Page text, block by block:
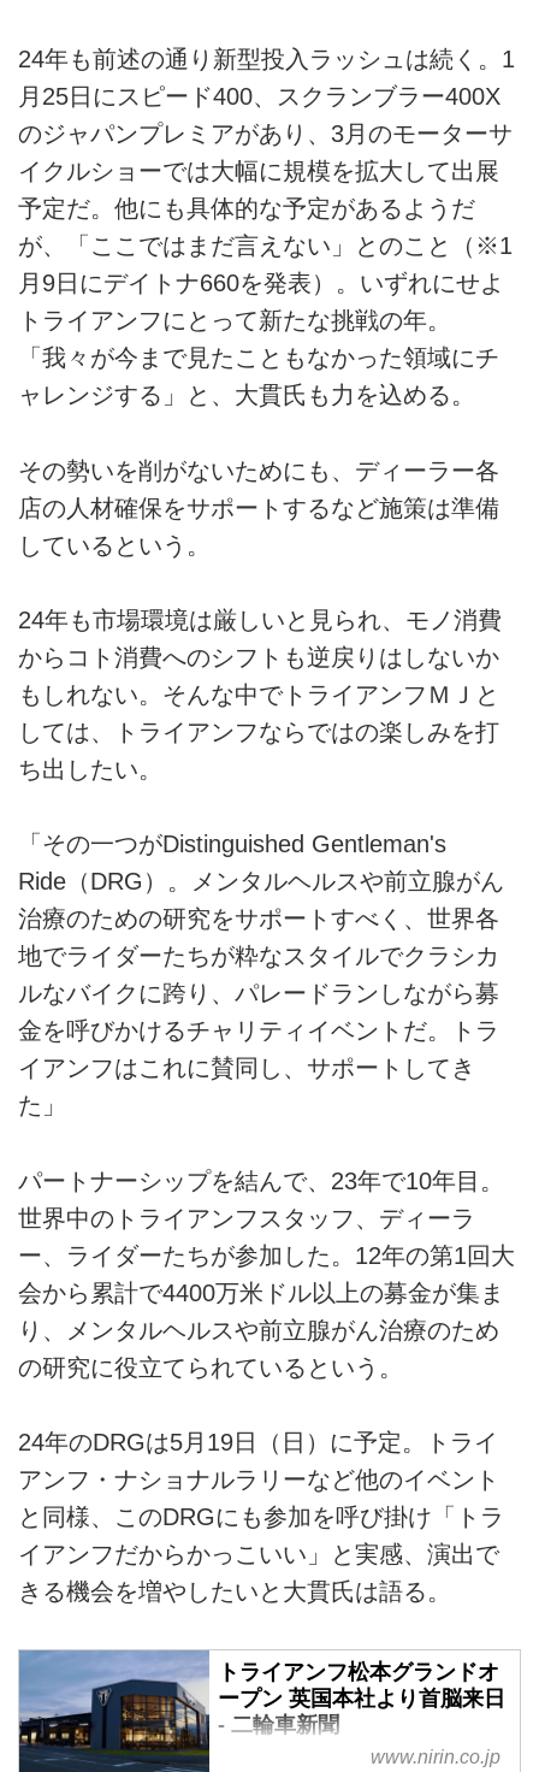
24年も前述の通り新型投入ラッシュは続く。1
月25日にスピード400、スクランブラー400X
のジャパンプレミアがあり、3月のモーターサ
イクルショーでは大幅に規模を拡大して出展
予定だ。他にも具体的な予定があるようだ
が、「ここではまだ言えない」とのこと（※1
月9日にデイトナ660を発表）。いずれにせよ
トライアンフにとって新たな挑戦の年。
「我々が今まで見たこともなかった領域にチ
ャレンジする」と、大貫氏も力を込める。
その勢いを削がないためにも、ディーラー各
店の人材確保をサポートするなど施策は準備
しているという。
24年も市場環境は厳しいと見られ、モノ消費
からコト消費へのシフトも逆戻りはしないか
もしれない。そんな中でトライアンフＭＪと
しては、トライアンフならではの楽しみを打
ち出したい。
「その一つがDistinguished Gentleman's
Ride（DRG）。メンタルヘルスや前立腺がん
治療のための研究をサポートすべく、世界各
地でライダーたちが粋なスタイルでクラシカ
ルなバイクに跨り、パレードランしながら募
金を呼びかけるチャリティイベントだ。トラ
イアンフはこれに賛同し、サポートしてき
た」
パートナーシップを結んで、23年で10年目。
世界中のトライアンフスタッフ、ディーラ
ー、ライダーたちが参加した。12年の第1回大
会から累計で4400万米ドル以上の募金が集ま
り、メンタルヘルスや前立腺がん治療のため
の研究に役立てられているという。
24年のDRGは5月19日（日）に予定。トライ
アンフ・ナショナルラリーなど他のイベント
と同様、このDRGにも参加を呼び掛け「トラ
イアンフだからかっこいい」と実感、演出で
きる機会を増やしたいと大貫氏は語る。
トライアンフ松本グランドオ
ープン 英国本社より首脳来日
- 二輪車新聞
トライアンフモーターサイクルズ
www.nirin.co.jp